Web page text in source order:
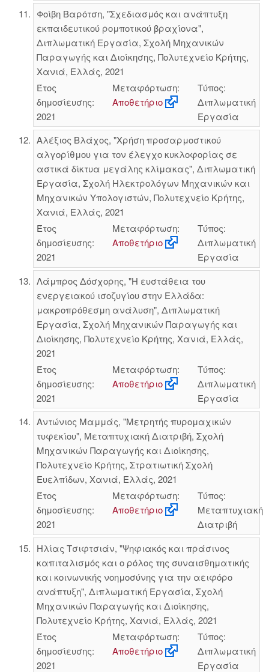
Φοίβη Βαρότση, "Σχεδιασμός και ανάπτυξη
εκπαιδευτικού ρομποτικού βραχίονα",
Διπλωματική Εργασία, Σχολή Μηχανικών
Παραγωγής και Διοίκησης, Πολυτεχνείο Κρήτης,
Χανιά, Ελλάς, 2021
Έτος
δημοσίευσης:
2021
Μεταφόρτωση:
Αποθετήριο
Τύπος:
Διπλωματική
Εργασία
Αλέξιος Βλάχος, "Χρήση προσαρμοστικού
αλγορίθμου για τον έλεγχο κυκλοφορίας σε
αστικά δίκτυα μεγάλης κλίμακας", Διπλωματική
Εργασία, Σχολή Ηλεκτρολόγων Μηχανικών και
Μηχανικών Υπολογιστών, Πολυτεχνείο Κρήτης,
Χανιά, Ελλάς, 2021
Έτος
δημοσίευσης:
2021
Μεταφόρτωση:
Αποθετήριο
Τύπος:
Διπλωματική
Εργασία
Λάμπρος Δόσχορης, "Η ευστάθεια του
ενεργειακού ισοζυγίου στην Ελλάδα:
μακροπρόθεσμη ανάλυση", Διπλωματική
Εργασία, Σχολή Μηχανικών Παραγωγής και
Διοίκησης, Πολυτεχνείο Κρήτης, Χανιά, Ελλάς,
2021
Έτος
δημοσίευσης:
2021
Μεταφόρτωση:
Αποθετήριο
Τύπος:
Διπλωματική
Εργασία
Αντώνιος Μαμμάς, "Μετρητής πυρομαχικών
τυφεκίου", Μεταπτυχιακή Διατριβή, Σχολή
Μηχανικών Παραγωγής και Διοίκησης,
Πολυτεχνείο Κρήτης, Στρατιωτική Σχολή
Ευελπίδων, Χανιά, Ελλάς, 2021
Έτος
δημοσίευσης:
2021
Μεταφόρτωση:
Αποθετήριο
Τύπος:
Μεταπτυχιακή
Διατριβή
Ηλίας Τσιφτσιάν, "Ψηφιακός και πράσινος
καπιταλισμός και ο ρόλος της συναισθηματικής
και κοινωνικής νοημοσύνης για την αειφόρο
ανάπτυξη", Διπλωματική Εργασία, Σχολή
Μηχανικών Παραγωγής και Διοίκησης,
Πολυτεχνείο Κρήτης, Χανιά, Ελλάς, 2021
Έτος
δημοσίευσης:
2021
Μεταφόρτωση:
Αποθετήριο
Τύπος:
Διπλωματική
Εργασία